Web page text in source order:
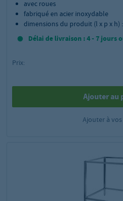
avec roues
fabriqué en acier inoxydable
dimensions du produit (l x p x h)
Délai de livraison : 4 - 7 jours
Prix:
Ajouter au
Ajouter à